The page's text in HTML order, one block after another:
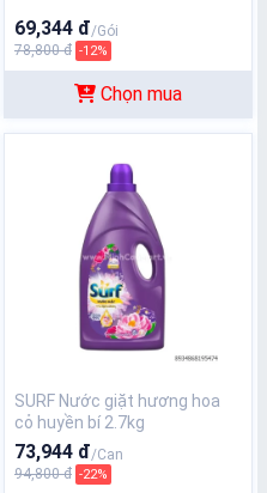
69,344 đ/Gói
78,800 đ -12%
Chọn mua
SURF Nước giặt hương hoa
cỏ huyền bí 2.7kg
73,944 đ/Can
94,800 đ -22%